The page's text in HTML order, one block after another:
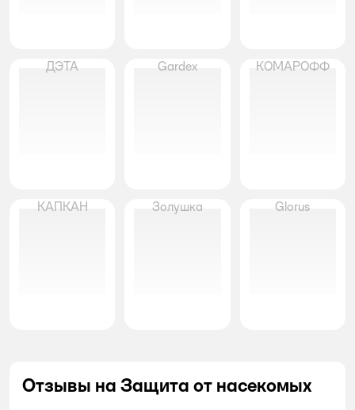
ДЭТА Gardex КОМАРОФФ
КАПКАН Золушка Glorus
Отзывы на Защита от насекомых